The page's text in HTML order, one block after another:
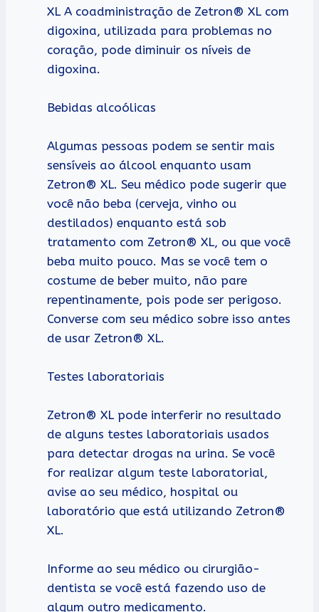
XL A coadministração de Zetron® XL com
digoxina, utilizada para problemas no
coração, pode diminuir os níveis de
digoxina.
Bebidas alcoólicas
Algumas pessoas podem se sentir mais
sensíveis ao álcool enquanto usam
Zetron® XL. Seu médico pode sugerir que
você não beba (cerveja, vinho ou
destilados) enquanto está sob
tratamento com Zetron® XL, ou que você
beba muito pouco. Mas se você tem o
costume de beber muito, não pare
repentinamente, pois pode ser perigoso.
Converse com seu médico sobre isso antes
de usar Zetron® XL.
Testes laboratoriais
Zetron® XL pode interferir no resultado
de alguns testes laboratoriais usados
para detectar drogas na urina. Se você
for realizar algum teste laboratorial,
avise ao seu médico, hospital ou
laboratório que está utilizando Zetron®
XL.
Informe ao seu médico ou cirurgião-
dentista se você está fazendo uso de
algum outro medicamento.